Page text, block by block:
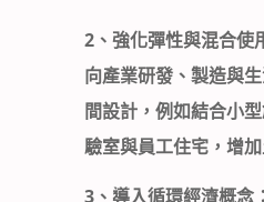
2、 強化彈性與混合使
向產業研發、製造與
間設計，例如結合小
驗室與員工住宅，增
3、 導入循環經濟概念